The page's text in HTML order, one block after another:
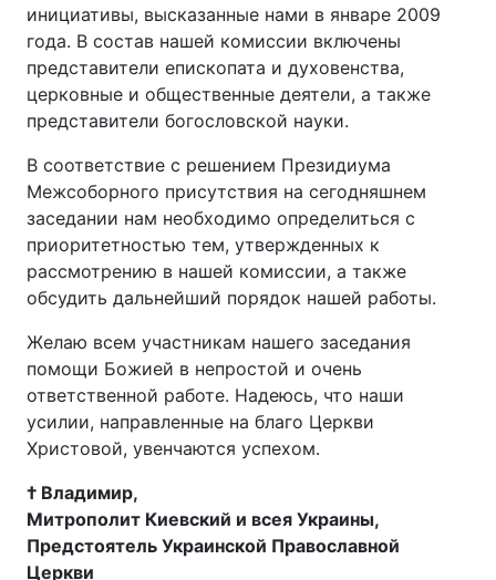
инициативы, высказанные нами в январе 2009
года. В состав нашей комиссии включены
представители епископата и духовенства,
церковные и общественные деятели, а также
представители богословской науки.
В соответствие с решением Президиума
Межсоборного присутствия на сегодняшнем
заседании нам необходимо определиться с
приоритетностью тем, утвержденных к
рассмотрению в нашей комиссии, а также
обсудить дальнейший порядок нашей работы.
Желаю всем участникам нашего заседания
помощи Божией в непростой и очень
ответственной работе. Надеюсь, что наши
усилии, направленные на благо Церкви
Христовой, увенчаются успехом.
† Владимир,
Митрополит Киевский и всея Украины,
Предстоятель Украинской Православной
Церкви